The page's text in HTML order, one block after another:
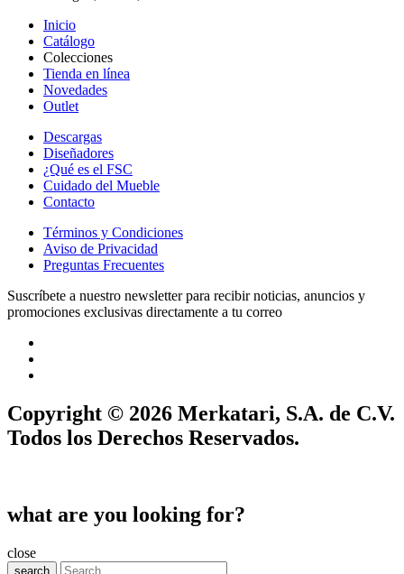
Inicio
Catálogo
Colecciones
Tienda en línea
Novedades
Outlet
Descargas
Diseñadores
¿Qué es el FSC
Cuidado del Mueble
Contacto
Términos y Condiciones
Aviso de Privacidad
Preguntas Frecuentes
Suscríbete a nuestro newsletter para recibir noticias, anuncios y
promociones exclusivas directamente a tu correo
Copyright © 2026 Merkatari, S.A. de C.V.
Todos los Derechos Reservados.
what are you looking for?
close
search